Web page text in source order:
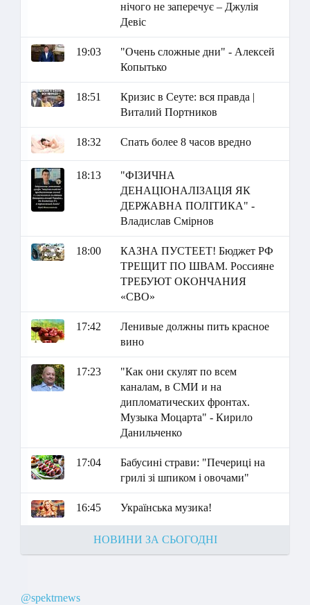
нічого не заперечує – Джулія
Девіс
19:03
"Очень сложные дни" - Алексей
Копытько
18:51
Кризис в Сеуте: вся правда |
Виталий Портников
18:32 Спать более 8 часов вредно
18:13
"ФІЗИЧНА
ДЕНАЦІОНАЛІЗАЦІЯ ЯК
ДЕРЖАВНА ПОЛІТИКА" -
Владислав Смірнов
18:00
КАЗНА ПУСТЕЕТ! Бюджет РФ
ТРЕЩИТ ПО ШВАМ. Россияне
ТРЕБУЮТ ОКОНЧАНИЯ
«СВО»
17:42
Ленивые должны пить красное
вино
17:23
"Как они скулят по всем
каналам, в СМИ и на
дипломатических фронтах.
Музыка Моцарта" - Кирило
Данильченко
17:04
Бабусині страви: "Печериці на
грилі зі шпиком і овочами"
16:45 Українська музика!
НОВИНИ ЗА СЬОГОДНІ
@spektrnews